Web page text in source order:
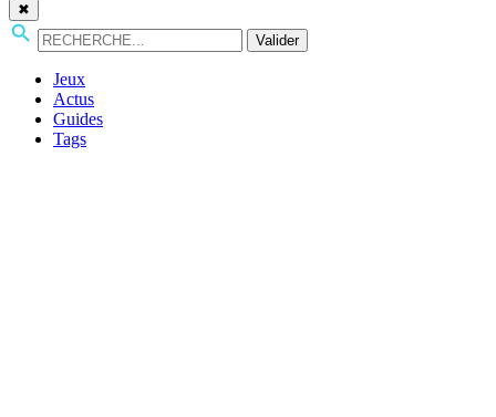
✖
Valider
Jeux
Actus
Guides
Tags